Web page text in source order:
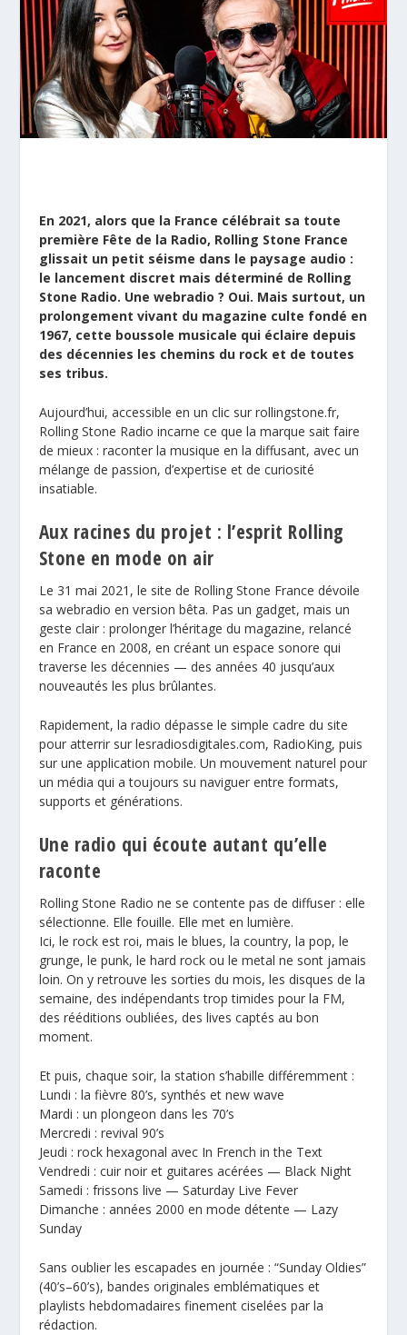
En 2021, alors que la France célébrait sa toute
première Fête de la Radio, Rolling Stone France
glissait un petit séisme dans le paysage audio :
le lancement discret mais déterminé de Rolling
Stone Radio. Une webradio ? Oui. Mais surtout, un
prolongement vivant du magazine culte fondé en
1967, cette boussole musicale qui éclaire depuis
des décennies les chemins du rock et de toutes
ses tribus.
Aujourd’hui, accessible en un clic sur rollingstone.fr,
Rolling Stone Radio incarne ce que la marque sait faire
de mieux : raconter la musique en la diffusant, avec un
mélange de passion, d’expertise et de curiosité
insatiable.
Aux racines du projet : l’esprit Rolling
Stone en mode on air
Le 31 mai 2021, le site de Rolling Stone France dévoile
sa webradio en version bêta. Pas un gadget, mais un
geste clair : prolonger l’héritage du magazine, relancé
en France en 2008, en créant un espace sonore qui
traverse les décennies — des années 40 jusqu’aux
nouveautés les plus brûlantes.
Rapidement, la radio dépasse le simple cadre du site
pour atterrir sur lesradiosdigitales.com, RadioKing, puis
sur une application mobile. Un mouvement naturel pour
un média qui a toujours su naviguer entre formats,
supports et générations.
Une radio qui écoute autant qu’elle
raconte
Rolling Stone Radio ne se contente pas de diffuser : elle
sélectionne. Elle fouille. Elle met en lumière.
Ici, le rock est roi, mais le blues, la country, la pop, le
grunge, le punk, le hard rock ou le metal ne sont jamais
loin. On y retrouve les sorties du mois, les disques de la
semaine, des indépendants trop timides pour la FM,
des rééditions oubliées, des lives captés au bon
moment.
Et puis, chaque soir, la station s’habille différemment :
Lundi : la fièvre 80’s, synthés et new wave
Mardi : un plongeon dans les 70’s
Mercredi : revival 90’s
Jeudi : rock hexagonal avec In French in the Text
Vendredi : cuir noir et guitares acérées — Black Night
Samedi : frissons live — Saturday Live Fever
Dimanche : années 2000 en mode détente — Lazy
Sunday
Sans oublier les escapades en journée : “Sunday Oldies”
(40’s–60’s), bandes originales emblématiques et
playlists hebdomadaires finement ciselées par la
rédaction.